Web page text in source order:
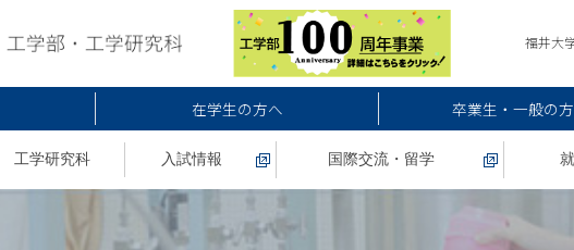
福井大
在学生の方へ 卒業生・一般の
工学研究科 入試情報 国際交流・留学